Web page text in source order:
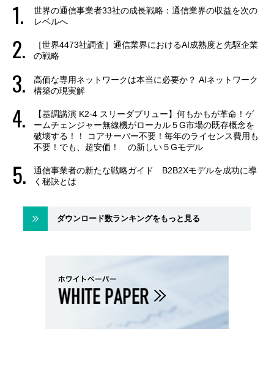
世界の通信事業者33社の成長戦略：通信業界の収益を次の
レベルへ
［世界4473社調査］通信業界におけるAI成熟度と先駆企業
の戦略
高価な専用ネットワークは本当に必要か？ AIネットワーク
構築の現実解
【基調講演 K2-4 スリーダブリュー】何もかもが革命！ゲ
ームチェンジャー無線機がローカル５G市場の既存概念を
破壊する！！ コアサーバー不要！毎年のライセンス費用も
不要！でも、超安価！ の新しい５Gモデル
通信事業者の新たな戦略ガイド B2B2Xモデルを成功に導
く秘訣とは
ダウンロード数ランキングをもっと見る